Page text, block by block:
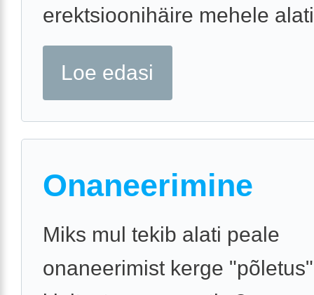
erektsioonihäire mehele
Loe edasi
Onaneerimine
Miks mul tekib alati peale
onaneerimist kerge